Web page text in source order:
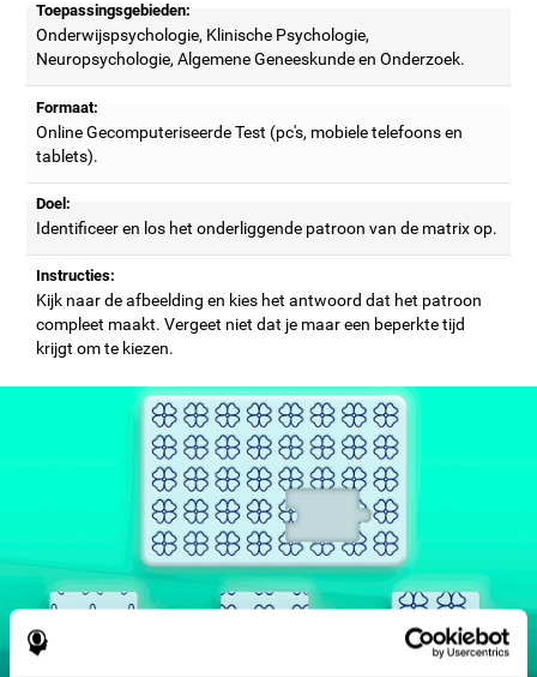
Toepassingsgebieden:
Onderwijspsychologie, Klinische Psychologie,
Neuropsychologie, Algemene Geneeskunde en Onderzoek.
Formaat:
Online Gecomputeriseerde Test (pc's, mobiele telefoons en
tablets).
Doel:
Identificeer en los het onderliggende patroon van de matrix op.
Instructies:
Kijk naar de afbeelding en kies het antwoord dat het patroon
compleet maakt. Vergeet niet dat je maar een beperkte tijd
krijgt om te kiezen.